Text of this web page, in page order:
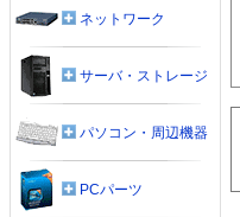
ネットワーク
サーバ・ストレージ
パソコン・周辺機器
PCパーツ